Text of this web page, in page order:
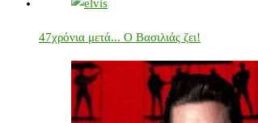
47χρόνια μετά... Ο Βασιλιάς ζει!